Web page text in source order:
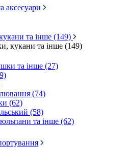
аксесуари
та інше (149)
кукани та інше (149)
та інше (27)
(74)
(62)
(58)
та інше (62)